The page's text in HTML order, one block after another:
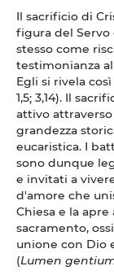
Il sacrificio di
figura del Servo
stesso come
testimonianza
Egli si rivela
1,5; 3,14). Il
attivo
grandezza
eucaristica. I
sono dunque
e invitati a
d'amore che
Chiesa e la
sacramento,
unione con Dio
(Lumen